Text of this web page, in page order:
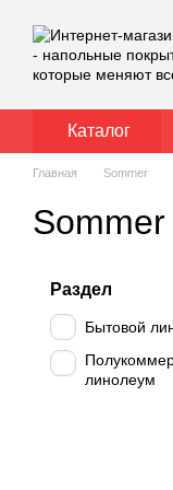
Каталог
Главная Sommer
Sommer
Раздел
Бытовой
линолеум